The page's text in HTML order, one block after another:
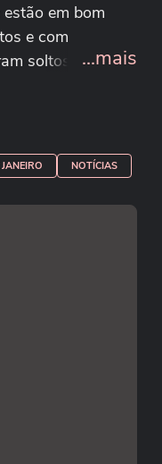
em bom
e com
soltos, com
preservação da
...mais
NOTÍCIAS